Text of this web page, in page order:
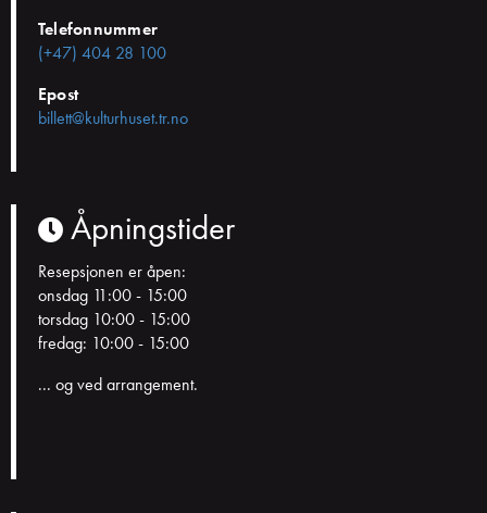
Telefonnummer
(+47) 404 28 100
Epost
billett@kulturhuset.tr.no
Åpningstider
Resepsjonen er åpen:
onsdag 11:00 - 15:00
torsdag 10:00 - 15:00
fredag: 10:00 - 15:00
... og ved arrangement.